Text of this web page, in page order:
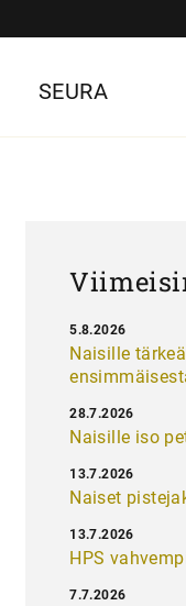
SEURA
Naisille
5.8.2026
Naisille iso
28.7.2026
Naiset
13.7.2026
HPS
13.7.2026
7.7.2026